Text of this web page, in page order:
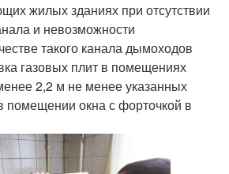
жилых зданиях при отсутствии
и невозможности
такого канала дымоходов
газовых плит в помещениях
2,2 м не менее указанных
окна с форточкой в